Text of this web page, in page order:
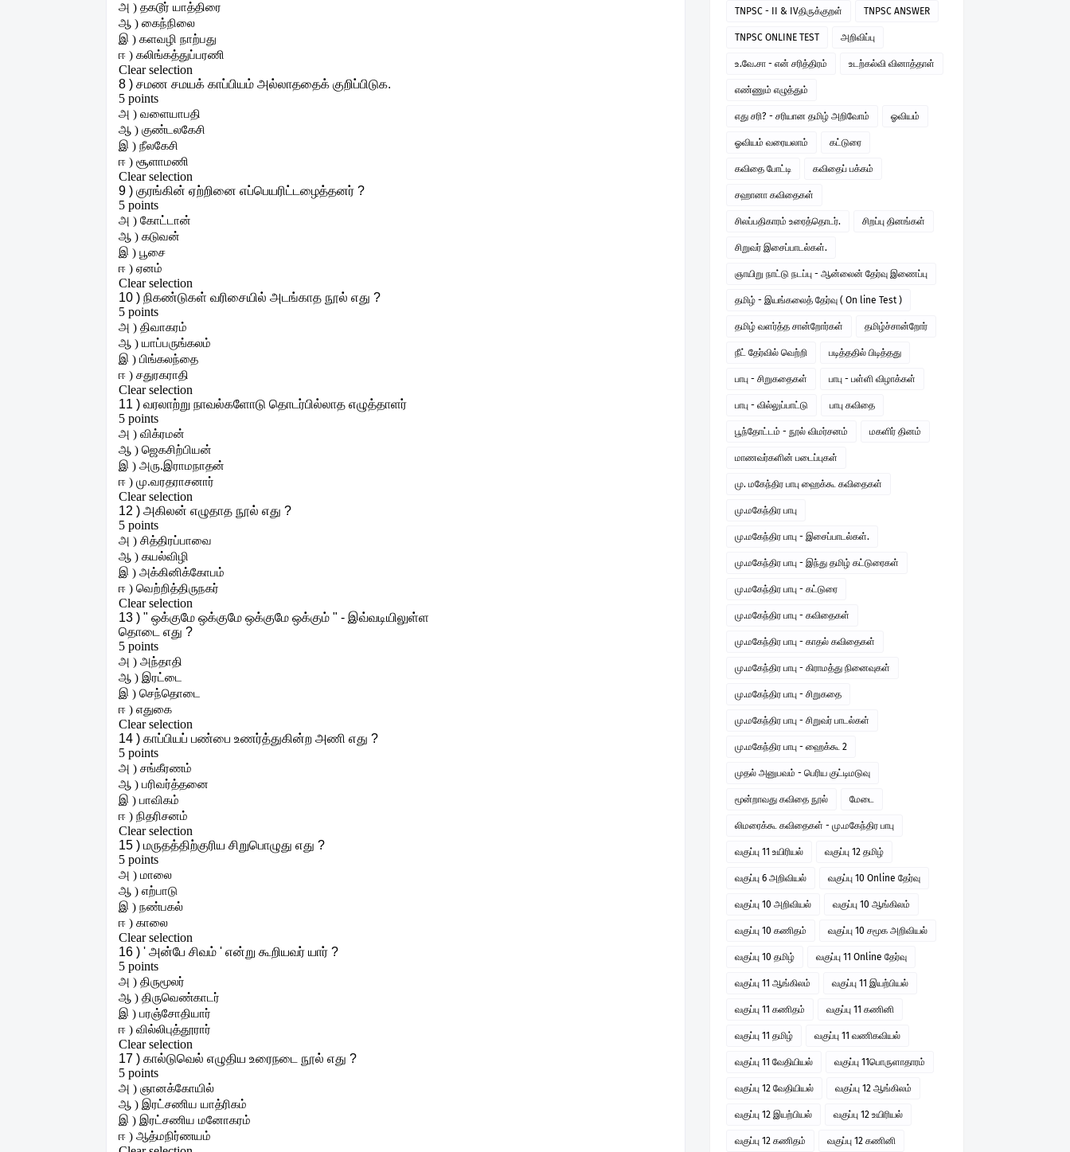
TNPSC - II & IVதிருக்குறள் TNPSC ANSWER
TNPSC ONLINE TEST அறிவிப்பு
உ.வே.சா - என் சரித்திரம் உடற்கல்வி வினாத்தாள்
எண்ணும் எழுத்தும்
எது சரி? - சரியான தமிழ் அறிவோம் ஓவியம்
ஓவியம் வரையலாம் கட்டுரை
கவிதை போட்டி கவிதைப் பக்கம்
சஹானா கவிதைகள்
சிலப்பதிகாரம் உரைத்தொடர். சிறப்பு தினங்கள்
சிறுவர் இசைப்பாடல்கள்.
ஞாயிறு நாட்டு நடப்பு - ஆன்லைன் தேர்வு இணைப்பு
தமிழ் - இயங்கலைத் தேர்வு ( On line Test )
தமிழ் வளர்த்த சான்றோர்கள் தமிழ்ச்சான்றோர்
நீட் தேர்வில் வெற்றி படித்ததில் பிடித்தது
பாபு - சிறுகதைகள் பாபு - பள்ளி விழாக்கள்
பாபு - வில்லுப்பாட்டு பாபு கவிதை
பூந்தோட்டம் - நூல் விமர்சனம் மகளிர் தினம்
மாணவர்களின் படைப்புகள்
மு. மகேந்திர பாபு ஹைக்கூ கவிதைகள்
மு.மகேந்திர பாபு
மு.மகேந்திர பாபு - இசைப்பாடல்கள்.
மு.மகேந்திர பாபு - இந்து தமிழ் கட்டுரைகள்
மு.மகேந்திர பாபு - கட்டுரை
மு.மகேந்திர பாபு - கவிதைகள்
மு.மகேந்திர பாபு - காதல் கவிதைகள்
மு.மகேந்திர பாபு - கிராமத்து நினைவுகள்
மு.மகேந்திர பாபு - சிறுகதை
மு.மகேந்திர பாபு - சிறுவர் பாடல்கள்
மு.மகேந்திர பாபு - ஹைக்கூ 2
முதல் அனுபவம் - பெரிய குட்டிமடுவு
மூன்றாவது கவிதை நூல் மேடை
லிமரைக்கூ கவிதைகள் - மு.மகேந்திர பாபு
வகுப்பு 11 உயிரியல் வகுப்பு 12 தமிழ்
வகுப்பு 6 அறிவியல் வகுப்பு 10 Online தேர்வு
வகுப்பு 10 அறிவியல் வகுப்பு 10 ஆங்கிலம்
வகுப்பு 10 கணிதம் வகுப்பு 10 சமூக அறிவியல்
வகுப்பு 10 தமிழ் வகுப்பு 11 Online தேர்வு
வகுப்பு 11 ஆங்கிலம் வகுப்பு 11 இயற்பியல்
வகுப்பு 11 கணிதம் வகுப்பு 11 கணினி
வகுப்பு 11 தமிழ் வகுப்பு 11 வணிகவியல்
வகுப்பு 11 வேதியியல் வகுப்பு 11பொருளாதாரம்
வகுப்பு 12 வேதியியல் வகுப்பு 12 ஆங்கிலம்
வகுப்பு 12 இயற்பியல் வகுப்பு 12 உயிரியல்
வகுப்பு 12 கணிதம் வகுப்பு 12 கணினி